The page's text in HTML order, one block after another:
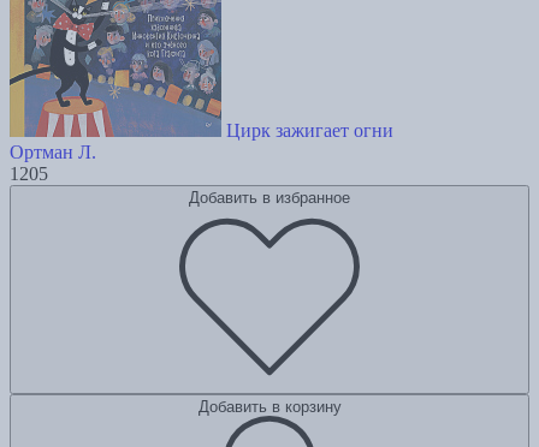
Цирк зажигает огни
Ортман Л.
1205
Добавить в избранное
Добавить в корзину